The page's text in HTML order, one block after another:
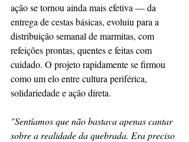
ação se tornou ainda mais efetiva — da
entrega de cestas básicas, evoluiu para a
distribuição semanal de marmitas, com
refeições prontas, quentes e feitas com
cuidado. O projeto rapidamente se firmou
como um elo entre cultura periférica,
solidariedade e ação direta.
"Sentíamos que não bastava apenas cantar
sobre a realidade da quebrada. Era preciso